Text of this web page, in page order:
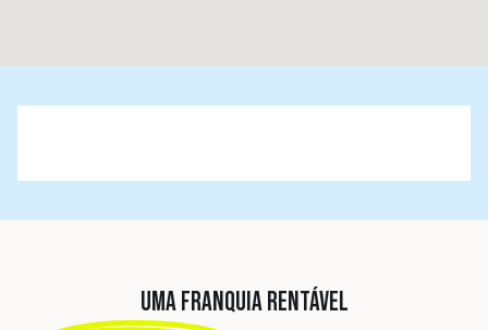
UMA FRANQUIA RENTÁVEL